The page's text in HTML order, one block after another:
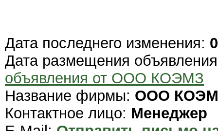
Дата последнего изменения:
Дата размещения
объявления от ООО КОЭМЗ
Название фирмы: ООО
Контактное лицо: Менеджер